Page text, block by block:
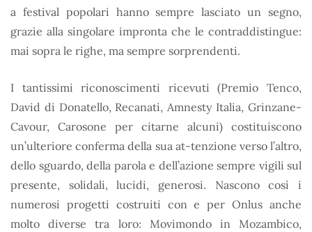
a festival popolari hanno sempre lasciato un segno,
grazie alla singolare impronta che le contraddistingue:
mai sopra le righe, ma sempre sorprendenti.
I tantissimi riconoscimenti ricevuti (Premio Tenco,
David di Donatello, Recanati, Amnesty Italia, Grinzane-
Cavour, Carosone per citarne alcuni) costituiscono
un’ulteriore conferma della sua at-tenzione verso l’altro,
dello sguardo, della parola e dell’azione sempre vigili sul
presente, solidali, lucidi, generosi. Nascono così i
numerosi progetti costruiti con e per Onlus anche
molto diverse tra loro: Movimondo in Mozambico,